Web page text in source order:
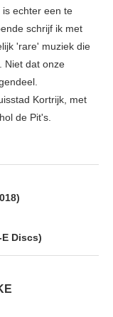
echter een te
schrijf ik met
'rare' muziek die
Niet dat onze
Kortrijk, met
de Pit's.
Discs)